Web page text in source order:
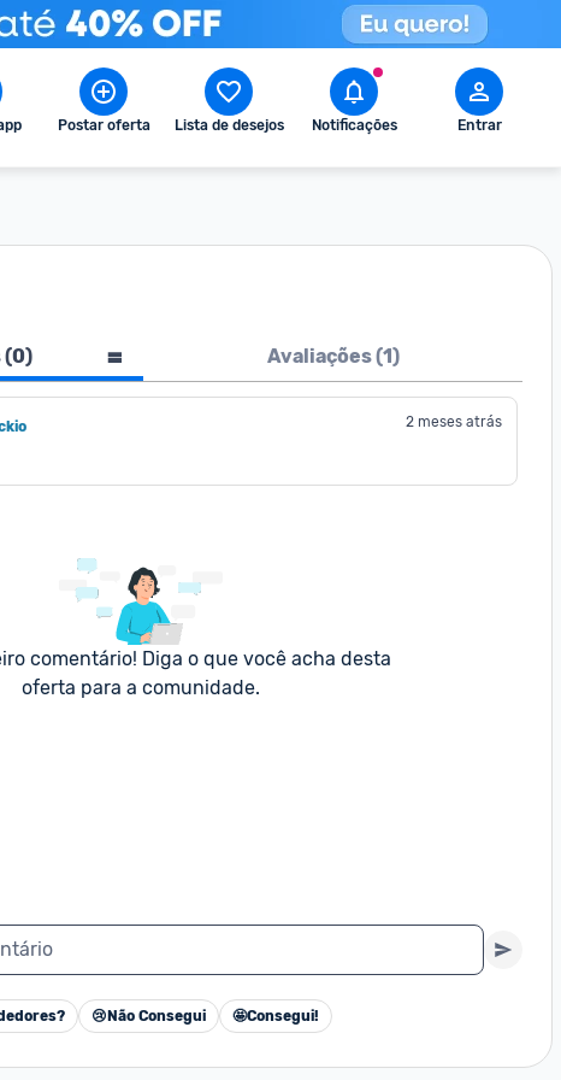
Postar oferta Lista de desejos Notificações Entrar
(0) Avaliações (1)
2 meses atrás
comentário! Diga o que você acha desta
oferta para a comunidade.
😢 Não Consegui 🤩Consegui!